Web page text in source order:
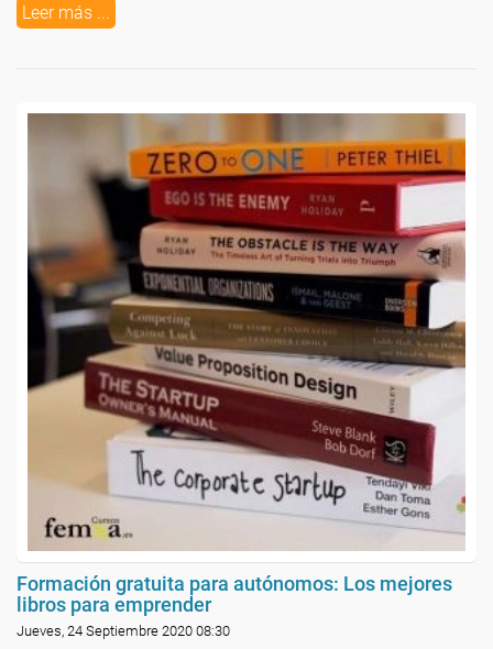
Leer más ...
Formación gratuita para autónomos: Los mejores
libros para emprender
Jueves, 24 Septiembre 2020 08:30